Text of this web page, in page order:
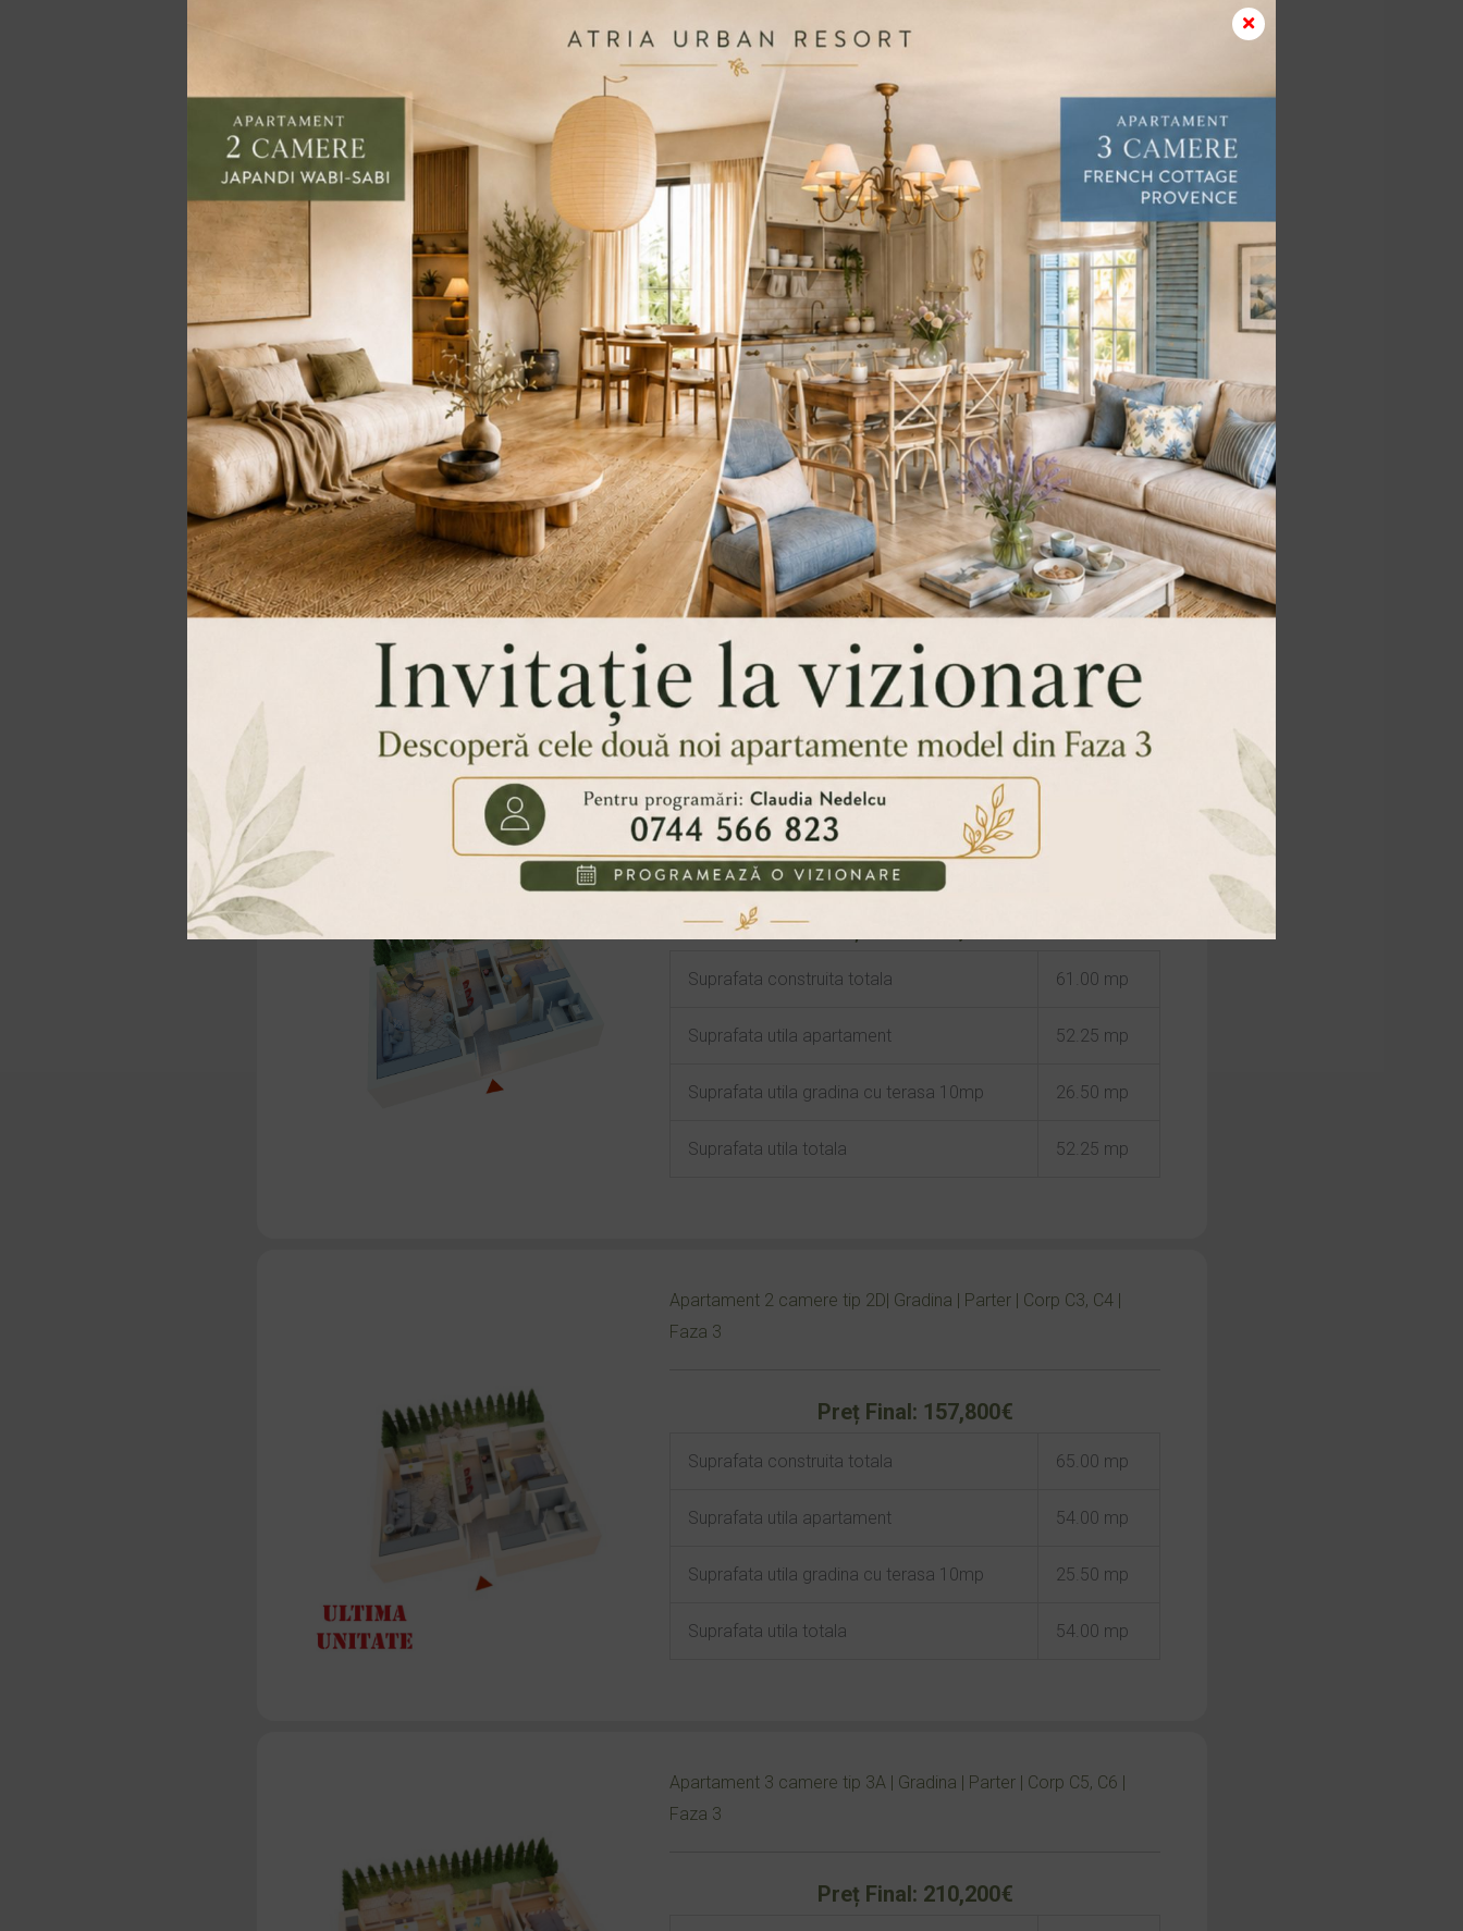
Suprafata utila apartament
Suprafata utila gradina cu terasa 10mp 26.00 mp
Suprafata utila totala 52.50 mp
Apartament 2 camere tip 2B| Gradina | Parter | Corp C1, C2 |
Faza 3
Preț Final: 155,300€
Suprafata construita totala 63.50 mp
Suprafata utila apartament 52.50 mp
Suprafata utila gradina cu terasa 10mp 26.00 mp
Suprafata utila totala 52.50 mp
Apartament 2 camere tip 2A | Gradina | Parter | Corp C1-C7 |
Faza 3
Suprafata construita totala 61.00 mp
Suprafata utila apartament 52.25 mp
Suprafata utila gradina cu terasa 10mp 26.50 mp
Suprafata utila totala 52.25 mp
Apartament 2 camere tip 2D| Gradina | Parter | Corp C3, C4 |
Faza 3
Preț Final: 157,800€
Suprafata construita totala 65.00 mp
Suprafata utila apartament 54.00 mp
Suprafata utila gradina cu terasa 10mp 25.50 mp
Suprafata utila totala 54.00 mp
Apartament 3 camere tip 3A | Gradina | Parter | Corp C5, C6 |
Faza 3
Preț Final: 210,200€